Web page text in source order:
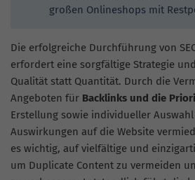
großen Onlineshops mit
Die erfolgreiche Durchführung von
erfordert eine sorgfältige Strategie
Qualität statt Quantität. Durch die
Angeboten für Backlinks und die
Erstellung sowie individueller
Auswirkungen auf die Website
es wichtig, auf vielfältige und
um Duplicate Content zu vermeiden